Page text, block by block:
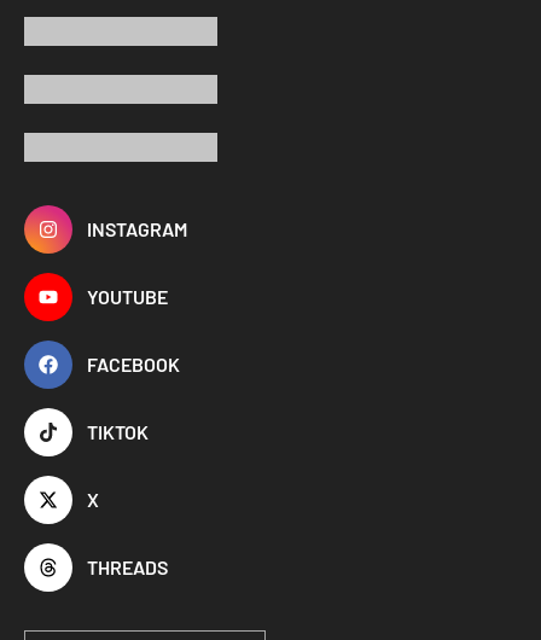
INSTAGRAM
YOUTUBE
FACEBOOK
TIKTOK
X
THREADS